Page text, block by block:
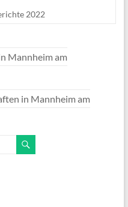
2022
Mannheim am
in Mannheim am